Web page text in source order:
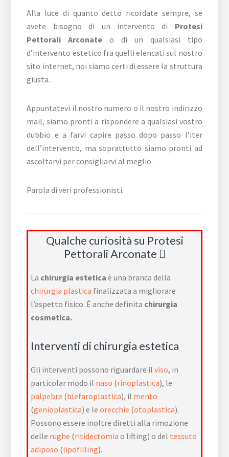
Alla luce di quanto detto ricordate sempre, se
avete bisogno di un intervento di Protesi
Pettorali Arconate o di un qualsiasi tipo
d’intervento estetico fra quelli elencati sul nostro
sito internet, noi siamo certi di essere la struttura
giusta.
Appuntatevi il nostro numero o il nostro indirizzo
mail, siamo pronti a rispondere a qualsiasi vostro
dubbio e a farvi capire passo dopo passo l’iter
dell’intervento, ma soprattutto siamo pronti ad
ascoltarvi per consigliarvi al meglio.
Parola di veri professionisti.
Qualche curiosità su Protesi
Pettorali Arconate
La chirurgia estetica è una branca della
chirurgia plastica finalizzata a migliorare
l’aspetto fisico. È anche definita chirurgia
cosmetica.
Interventi di chirurgia estetica
Gli interventi possono riguardare ilviso, in
particolar modo il naso (rinoplastica), le
palpebre (blefaroplastica), il mento
(genioplastica) e leorecchie (otoplastica).
Possono essere inoltre diretti alla rimozione
delle rughe (ritidectomia o lifting) o del tessuto
adiposo (lipofilling).